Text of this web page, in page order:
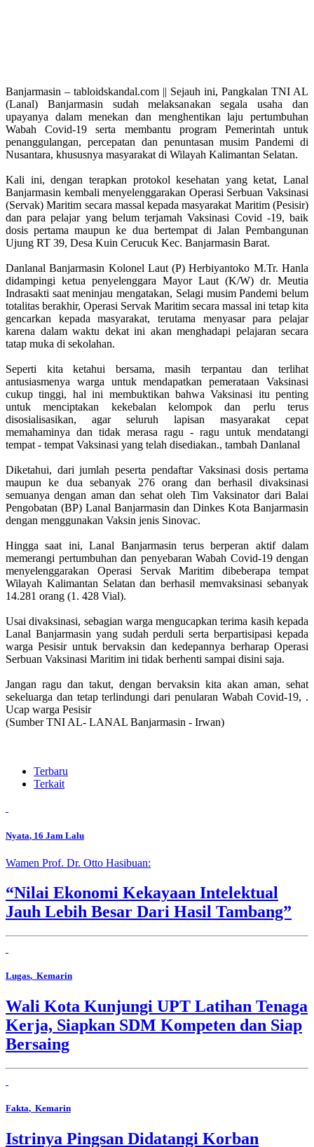
Banjarmasin – tabloidskandal.com || Sejauh ini, Pangkalan TNI AL
(Lanal) Banjarmasin sudah melaksanakan segala usaha dan
upayanya dalam menekan dan menghentikan laju pertumbuhan
Wabah Covid-19 serta membantu program Pemerintah untuk
penanggulangan, percepatan dan penuntasan musim Pandemi di
Nusantara, khususnya masyarakat di Wilayah Kalimantan Selatan.
Kali ini, dengan terapkan protokol kesehatan yang ketat, Lanal
Banjarmasin kembali menyelenggarakan Operasi Serbuan Vaksinasi
(Servak) Maritim secara massal kepada masyarakat Maritim (Pesisir)
dan para pelajar yang belum terjamah Vaksinasi Covid -19, baik
dosis pertama maupun ke dua bertempat di Jalan Pembangunan
Ujung RT 39, Desa Kuin Cerucuk Kec. Banjarmasin Barat.
Danlanal Banjarmasin Kolonel Laut (P) Herbiyantoko M.Tr. Hanla
didampingi ketua penyelenggara Mayor Laut (K/W) dr. Meutia
Indrasakti saat meninjau mengatakan, Selagi musim Pandemi belum
totalitas berakhir, Operasi Servak Maritim secara massal ini tetap kita
gencarkan kepada masyarakat, terutama menyasar para pelajar
karena dalam waktu dekat ini akan menghadapi pelajaran secara
tatap muka di sekolahan.
Seperti kita ketahui bersama, masih terpantau dan terlihat
antusiasmenya warga untuk mendapatkan pemerataan Vaksinasi
cukup tinggi, hal ini membuktikan bahwa Vaksinasi itu penting
untuk menciptakan kekebalan kelompok dan perlu terus
disosialisasikan, agar seluruh lapisan masyarakat cepat
memahaminya dan tidak merasa ragu - ragu untuk mendatangi
tempat - tempat Vaksinasi yang telah disediakan., tambah Danlanal
Diketahui, dari jumlah peserta pendaftar Vaksinasi dosis pertama
maupun ke dua sebanyak 276 orang dan berhasil divaksinasi
semuanya dengan aman dan sehat oleh Tim Vaksinator dari Balai
Pengobatan (BP) Lanal Banjarmasin dan Dinkes Kota Banjarmasin
dengan menggunakan Vaksin jenis Sinovac.
Hingga saat ini, Lanal Banjarmasin terus berperan aktif dalam
memerangi pertumbuhan dan penyebaran Wabah Covid-19 dengan
menyelenggarakan Operasi Servak Maritim dibeberapa tempat
Wilayah Kalimantan Selatan dan berhasil memvaksinasi sebanyak
14.281 orang (1. 428 Vial).
Usai divaksinasi, sebagian warga mengucapkan terima kasih kepada
Lanal Banjarmasin yang sudah perduli serta berpartisipasi kepada
warga Pesisir untuk bervaksin dan kedepannya berharap Operasi
Serbuan Vaksinasi Maritim ini tidak berhenti sampai disini saja.
Jangan ragu dan takut, dengan bervaksin kita akan aman, sehat
sekeluarga dan tetap terlindungi dari penularan Wabah Covid-19, .
Ucap warga Pesisir
(Sumber TNI AL- LANAL Banjarmasin - Irwan)
Terbaru
Terkait
Nyata, 16 Jam Lalu
Wamen Prof. Dr. Otto Hasibuan:
“Nilai Ekonomi Kekayaan Intelektual
Jauh Lebih Besar Dari Hasil Tambang”
Lugas, Kemarin
Wali Kota Kunjungi UPT Latihan Tenaga
Kerja, Siapkan SDM Kompeten dan Siap
Bersaing
Fakta, Kemarin
Istrinya Pingsan Didatangi Korban